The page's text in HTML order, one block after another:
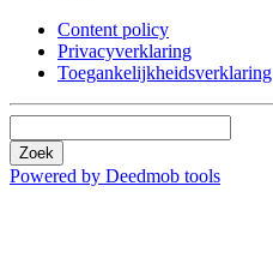
Content policy
Privacyverklaring
Toegankelijkheidsverklaring
Zoek
Powered by Deedmob tools